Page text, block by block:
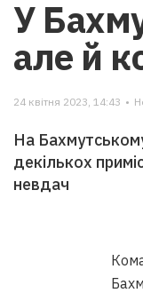
У
але й
24 квітня 2023, 14:43 •
На
декількох
невдач